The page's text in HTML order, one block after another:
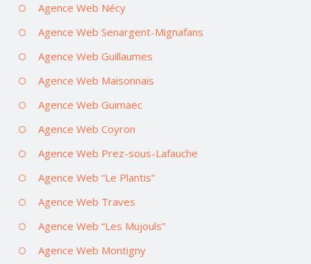
Agence Web Nécy
Agence Web Senargent-Mignafans
Agence Web Guillaumes
Agence Web Maisonnais
Agence Web Guimaëc
Agence Web Coyron
Agence Web Prez-sous-Lafauche
Agence Web “Le Plantis”
Agence Web Traves
Agence Web “Les Mujouls”
Agence Web Montigny